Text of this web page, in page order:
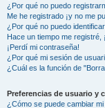
¿Por qué no puedo
Me he registrado ¡y no me
¿Por qué no puedo
Hace un tiempo me registré,
¡Perdí mi contraseña!
¿Por qué mi sesión de
¿Cuál es la función de
Preferencias de usuario y
¿Cómo se puede cambiar